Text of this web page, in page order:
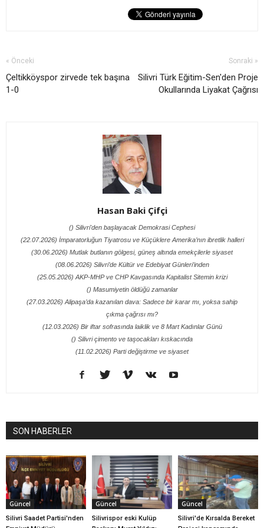
« Önceki
Çeltikköyspor zirvede tek başına
1-0
Sonraki »
Silivri Türk Eğitim-Sen'den Proje
Okullarında Liyakat Çağrısı
Hasan Baki Çifçi
() Silivri'den başlayacak Demokrasi Cephesi
(22.07.2026) İmparatorluğun Tiyatrosu ve Küçüklere Amerika’nın ibretlik halleri
(30.06.2026) Mutlak butlanın gölgesi, güneş altında emekçilerle siyaset
(08.06.2026) Silivri’de Kültür ve Edebiyat Günleri’inden
(25.05.2026) AKP-MHP ve CHP Kavgasında Kapitalist Sitemin krizi
() Masumiyetin öldüğü zamanlar
(27.03.2026) Alipaşa’da kazanılan dava: Sadece bir karar mı, yoksa sahip
çıkma çağrısı mı?
(12.03.2026) Bir iftar sofrasında laiklik ve 8 Mart Kadınlar Günü
() Silivri çimento ve taşocakları kıskacında
(11.02.2026) Parti değiştirme ve siyaset
SON HABERLER
Güncel
Silivri Saadet Partisi'nden
Güncel
Silivrispor eski Kulüp
Güncel
Silivri'de Kırsalda Bereket